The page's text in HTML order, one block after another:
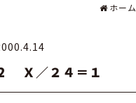
ホーム
Ｘ／２４＝１